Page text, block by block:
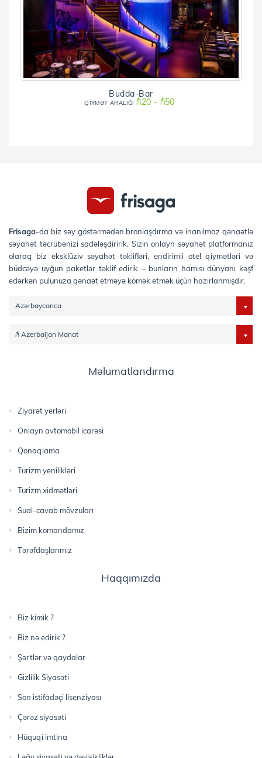
Budda-Bar
QİYMƏT ARALIĞI₼20 - ₼50
Frisaga-da biz səy göstərmədən bronlaşdırma və inanılmaz qənaətlə
səyahət təcrübənizi sadələşdiririk. Sizin onlayn səyahət platformanız
olaraq biz eksklüziv səyahət təklifləri, endirimli otel qiymətləri və
büdcəyə uyğun paketlər təklif edirik – bunların hamısı dünyanı kəşf
edərkən pulunuza qənaət etməyə kömək etmək üçün hazırlanmışdır.
Azərbaycanca
₼ Azerbaijan Manat
Məlumatlandırma
Ziyarət yerləri
Onlayn avtomobil icarəsi
Qonaqlama
Turizm yenilikləri
Turizm xidmətləri
Sual-cavab mövzuları
Bizim komandamız
Tərəfdaşlarımız
Haqqımızda
Biz kimik ?
Biz nə edirik ?
Şərtlər və qaydalar
Gizlilik Siyasəti
Son istifadəçi lisenziyası
Çərəz siyasəti
Hüquqi imtina